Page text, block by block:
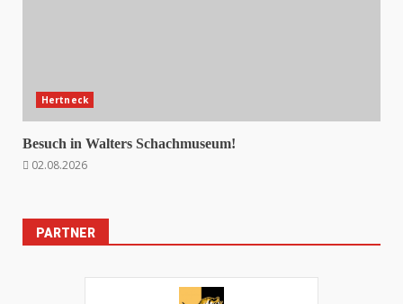
Hertneck
Besuch in Walters Schachmuseum!
02.08.2026
PARTNER